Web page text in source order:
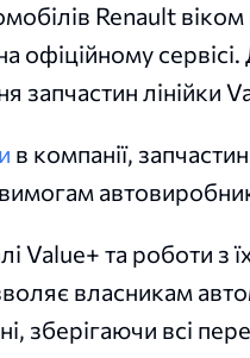
Renault
офіційному
запчастин лінійки
в компанії,
Value+ та роботи з
власникам
зберігаючи всі